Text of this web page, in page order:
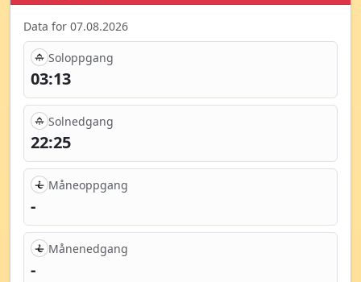
Data for 07.08.2026
Soloppgang
03:13
Solnedgang
22:25
Måneoppgang
-
Månenedgang
-